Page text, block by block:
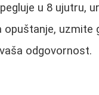
u 8 ujutru,
uzmite
odgovornost.